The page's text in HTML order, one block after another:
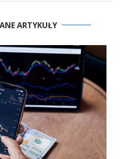
ARTYKUŁY